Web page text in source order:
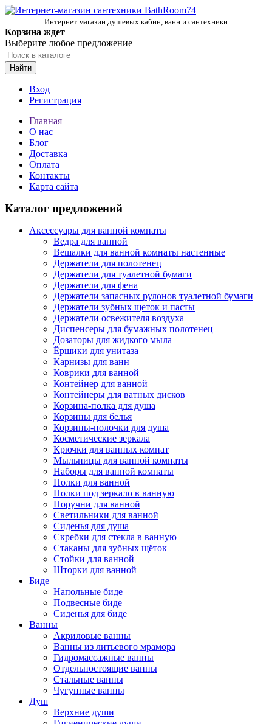
Интернет магазин душевых кабин, ванн и сантехники
Корзина ждет
Выберите любое предложение
Найти
Вход
Регистрация
Главная
О нас
Блог
Доставка
Оплата
Контакты
Карта сайта
Каталог предложений
Аксессуары для ванной комнаты
Ведра для ванной
Вешалки для ванной комнаты настенные
Держатели для полотенец
Держатели для туалетной бумаги
Держатели для фена
Держатели запасных рулонов туалетной бумаги
Держатели зубных щеток и пасты
Держатели освежителя воздуха
Диспенсеры для бумажных полотенец
Дозаторы для жидкого мыла
Ёршики для унитаза
Карнизы для ванн
Коврики для ванной
Контейнер для ванной
Контейнеры для ватных дисков
Корзина-полка для душа
Корзины для белья
Корзины-полочки для душа
Косметические зеркала
Крючки для ванных комнат
Мыльницы для ванной комнаты
Наборы для ванной комнаты
Полки для ванной
Полки под зеркало в ванную
Поручни для ванной
Светильники для ванной
Сиденья для душа
Скребки для стекла в ванную
Стаканы для зубных щёток
Стойки для ванной
Шторки для ванной
Биде
Напольные биде
Подвесные биде
Сиденья для биде
Ванны
Акриловые ванны
Ванны из литьевого мрамора
Гидромассажные ванны
Отдельностоящие ванны
Стальные ванны
Чугунные ванны
Душ
Верхние души